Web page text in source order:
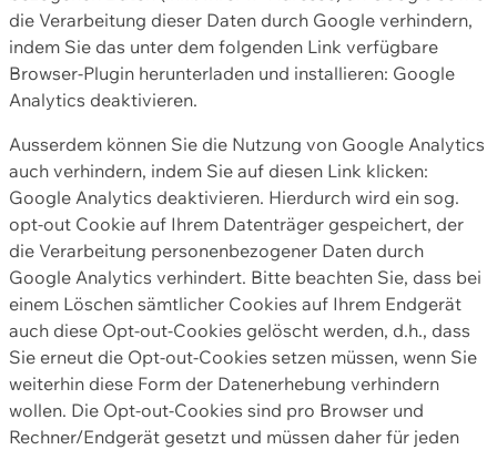
die Verarbeitung dieser Daten durch Google verhindern,
indem Sie das unter dem folgenden Link verfügbare
Browser-Plugin herunterladen und installieren: Google
Analytics deaktivieren.
Ausserdem können Sie die Nutzung von Google Analytics
auch verhindern, indem Sie auf diesen Link klicken:
Google Analytics deaktivieren. Hierdurch wird ein sog.
opt-out Cookie auf Ihrem Datenträger gespeichert, der
die Verarbeitung personenbezogener Daten durch
Google Analytics verhindert. Bitte beachten Sie, dass bei
einem Löschen sämtlicher Cookies auf Ihrem Endgerät
auch diese Opt-out-Cookies gelöscht werden, d.h., dass
Sie erneut die Opt-out-Cookies setzen müssen, wenn Sie
weiterhin diese Form der Datenerhebung verhindern
wollen. Die Opt-out-Cookies sind pro Browser und
Rechner/Endgerät gesetzt und müssen daher für jeden